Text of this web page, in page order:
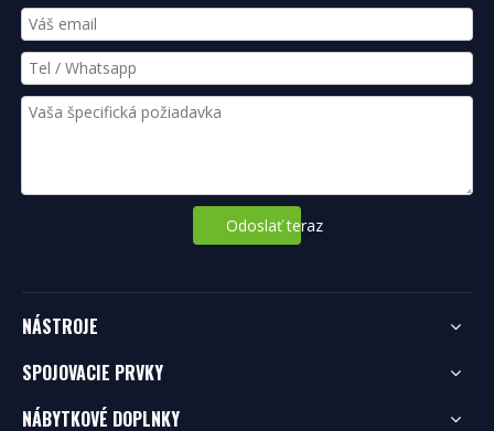
Odoslať teraz
NÁSTROJE
SPOJOVACIE PRVKY
NÁBYTKOVÉ DOPLNKY